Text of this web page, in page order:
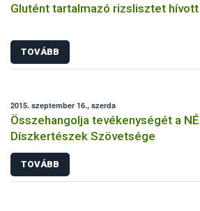
Glutént tartalmazó rizslisztet
TOVÁBB
2015. szeptember 16., szerda
Összehangolja tevékenységét a
Díszkertészek Szövetsége
TOVÁBB